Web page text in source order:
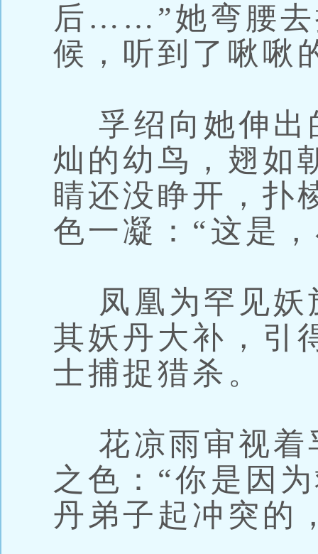
后……”她弯腰去
候，听到了啾啾
孚绍向她伸出
灿的幼鸟，翅如
睛还没睁开，扑
色一凝：“这是
凤凰为罕见妖
其妖丹大补，引
士捕捉猎杀。
花凉雨审视着
之色：“你是因
丹弟子起冲突的